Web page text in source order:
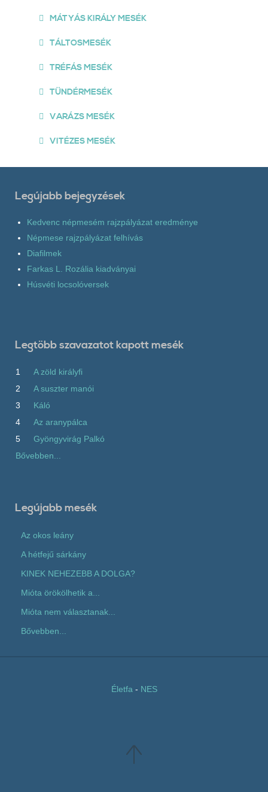
MÁTYÁS KIRÁLY MESÉK
TÁLTOSMESÉK
TRÉFÁS MESÉK
TÜNDÉRMESÉK
VARÁZS MESÉK
VITÉZES MESÉK
Legújabb bejegyzések
Kedvenc népmesém rajzpályázat eredménye
Népmese rajzpályázat felhívás
Diafilmek
Farkas L. Rozália kiadványai
Húsvéti locsolóversek
Legtöbb szavazatot kapott mesék
1
A zöld királyfi
2
A suszter manói
3
Káló
4
Az aranypálca
5
Gyöngyvirág Palkó
Bővebben...
Legújabb mesék
Az okos leány
A hétfejű sárkány
KINEK NEHEZEBB A DOLGA?
Mióta örökölhetik a...
Mióta nem választanak...
Bővebben...
Életfa - NES